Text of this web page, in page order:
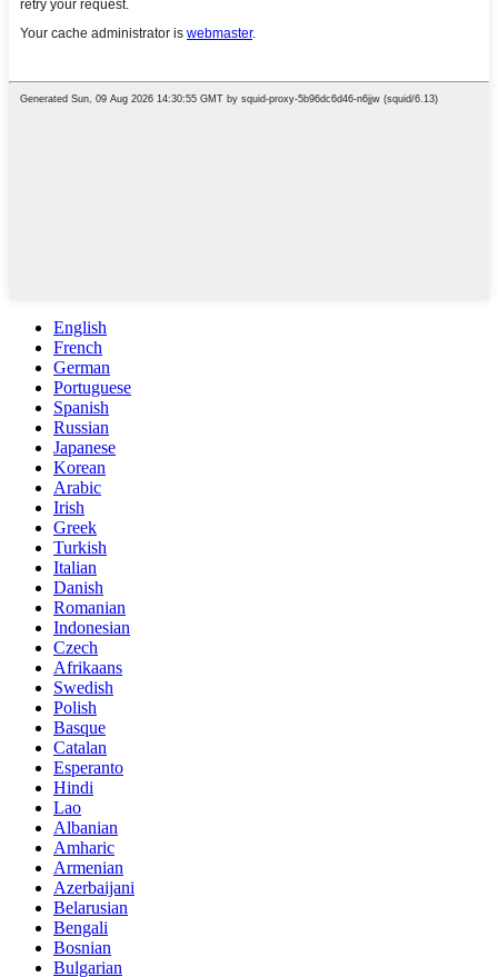
English
French
German
Portuguese
Spanish
Russian
Japanese
Korean
Arabic
Irish
Greek
Turkish
Italian
Danish
Romanian
Indonesian
Czech
Afrikaans
Swedish
Polish
Basque
Catalan
Esperanto
Hindi
Lao
Albanian
Amharic
Armenian
Azerbaijani
Belarusian
Bengali
Bosnian
Bulgarian